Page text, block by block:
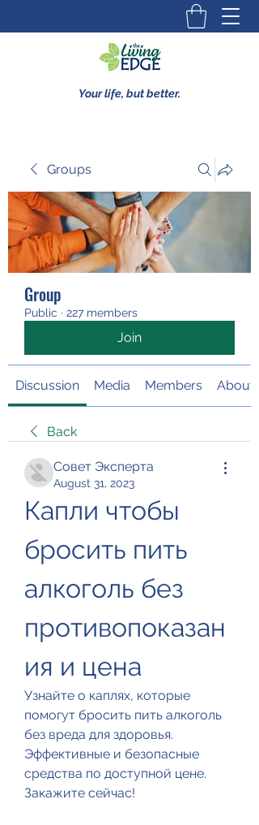
Your life, but better.
Groups
Group
Public · 227 members
Join
Discussion Media Members About
Back
Совет Эксперта
August 31, 2023
Капли чтобы
бросить пить
алкоголь без
противопоказан
ия и цена
Узнайте о каплях, которые
помогут бросить пить алкоголь
без вреда для здоровья.
Эффективные и безопасные
средства по доступной цене.
Закажите сейчас!